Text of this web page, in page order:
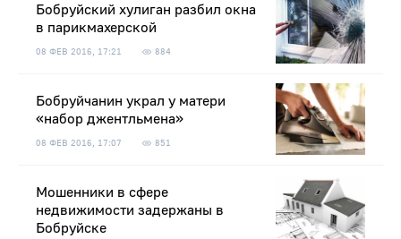
Бобруйский хулиган разбил окна
в парикмахерской
08 ФЕВ 2016, 17:21 884
Бобруйчанин украл у матери
«набор джентльмена»
08 ФЕВ 2016, 17:07 851
Мошенники в сфере
недвижимости задержаны в
Бобруйске